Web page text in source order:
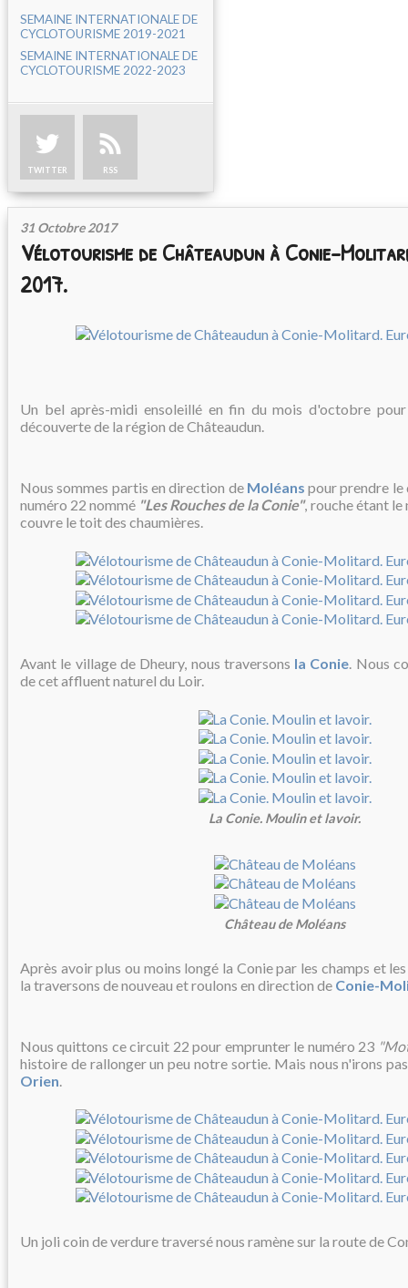
SEMAINE INTERNATIONALE DE
CYCLOTOURISME 2019-2021
SEMAINE INTERNATIONALE DE
CYCLOTOURISME 2022-2023
TWITTER RSS
31 Octobre 2017
Vélotourisme de Châteaudun à Conie-
2017.
Un bel après-midi ensoleillé en fin du mois d'octobre
découverte de la région de Châteaudun.
Nous sommes partis en direction de Moléans pour prendre
numéro 22 nommé "Les Rouches de la Conie", rouche étant le
couvre le toit des chaumières.
Avant le village de Dheury, nous traversons la Conie. Nous
de cet affluent naturel du Loir.
La Conie. Moulin et lavoir.
Château de Moléans
Après avoir plus ou moins longé la Conie par les champs et
la traversons de nouveau et roulons en direction de Conie-
Nous quittons ce circuit 22 pour emprunter le numéro 23
histoire de rallonger un peu notre sortie. Mais nous n'irons
Orien.
Un joli coin de verdure traversé nous ramène sur la route de